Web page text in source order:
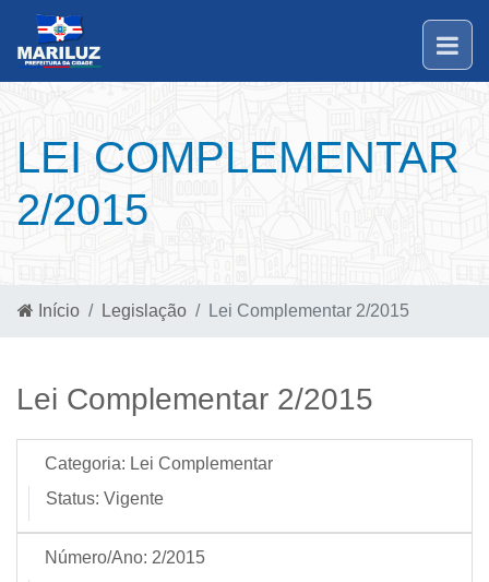
LEI COMPLEMENTAR
2/2015
Início Legislação Lei Complementar 2/2015
Lei Complementar 2/2015
Categoria: Lei Complementar
Status: Vigente
Número/Ano: 2/2015